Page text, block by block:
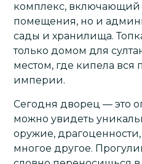
комплекс, включающий
помещения, но и
сады и хранилища.
только домом для
местом, где кипела вся
империи.
Сегодня дворец — это
можно увидеть
оружие,
многое другое.